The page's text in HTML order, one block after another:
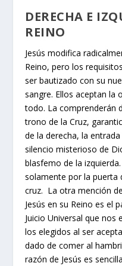
DERECHA E
REINO
Jesús modifica
Reino, pero los
ser bautizado con su
sangre. Ellos aceptan la
todo. La comprenderán
trono de la Cruz,
de la derecha, la
silencio misterioso de
blasfemo de la
solamente por la puerta
cruz. La otra mención
Jesús en su Reino es el
Juicio Universal que nos
los elegidos al ser
dado de comer al
razón de Jesús es